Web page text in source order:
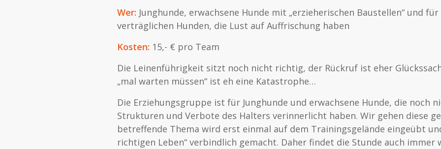
Wer: Junghunde, erwachsene Hunde mit „erzieherischen Baustellen“ und
verträglichen Hunden, die Lust auf Auffrischung haben
Kosten: 15,- € pro Team
Die Leinenführigkeit sitzt noch nicht richtig, der Rückruf ist eher
„mal warten müssen“ ist eh eine Katastrophe…
Die Erziehungsgruppe ist für Junghunde und erwachsene Hunde, die noch
Strukturen und Verbote des Halters verinnerlicht haben. Wir gehen diese
betreffende Thema wird erst einmal auf dem Trainingsgelände eingeübt
richtigen Leben“ verbindlich gemacht. Daher findet die Stunde auch immer